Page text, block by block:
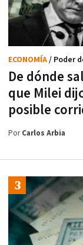
De dónde
que Milei
posible
ECONOMÍA/ Poder
PorCarlos Arbia